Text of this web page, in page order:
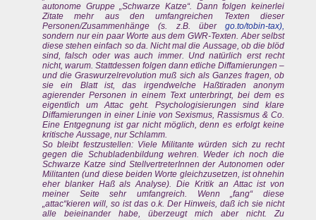
autonome Gruppe „Schwarze Katze“. Dann folgen keinerlei
Zitate mehr aus den umfangreichen Texten dieser
Personen/Zusammenhänge (s. z.B. übergo.to/tobin-tax),
sondern nur ein paar Worte aus dem GWR-Texten. Aber selbst
diese stehen einfach so da. Nicht mal die Aussage, ob die blöd
sind, falsch oder was auch immer. Und natürlich erst recht
nicht, warum. Stattdessen folgen dann etliche Diffamierungen –
und die Graswurzelrevolution muß sich als Ganzes fragen, ob
sie ein Blatt ist, das irgendwelche Haßtiraden anonym
agierender Personen in einem Text unterbringt, bei dem es
eigentlich um Attac geht. Psychologisierungen sind klare
Diffamierungen in einer Linie von Sexismus, Rassismus & Co.
Eine Entgegnung ist gar nicht möglich, denn es erfolgt keine
kritische Aussage, nur Schlamm.
So bleibt festzustellen: Viele Militante würden sich zu recht
gegen die Schubladenbildung wehren. Weder ich noch die
Schwarze Katze sind StellvertreterInnen der Autonomen oder
Militanten (und diese beiden Worte gleichzusetzen, ist ohnehin
eher blanker Haß als Analyse). Die Kritik an Attac ist von
meiner Seite sehr umfangreich. Wenn „fang“ diese
„attac“kieren will, so ist das o.k. Der Hinweis, daß ich sie nicht
alle beieinander habe, überzeugt mich aber nicht. Zu